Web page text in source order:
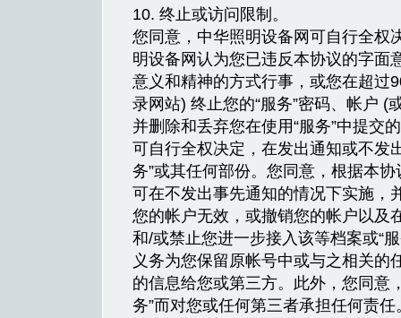
10. 终止或访问限制。
您同意，中华照明设备网可自行全权
明设备网认为您已违反本协议的字面
意义和精神的方式行事，或您在超过
录网站) 终止您的“服务”密码、帐户 (
并删除和丢弃您在使用“服务”中提交
可自行全权决定，在发出通知或不发
务”或其任何部份。您同意，根据本
可在不发出事先通知的情况下实施，
您的帐户无效，或撤销您的帐户以及
和/或禁止您进一步接入该等档案或“
义务为您保留原帐号中或与之相关的
的信息给您或第三方。此外，您同意
务”而对您或任何第三者承担任何责